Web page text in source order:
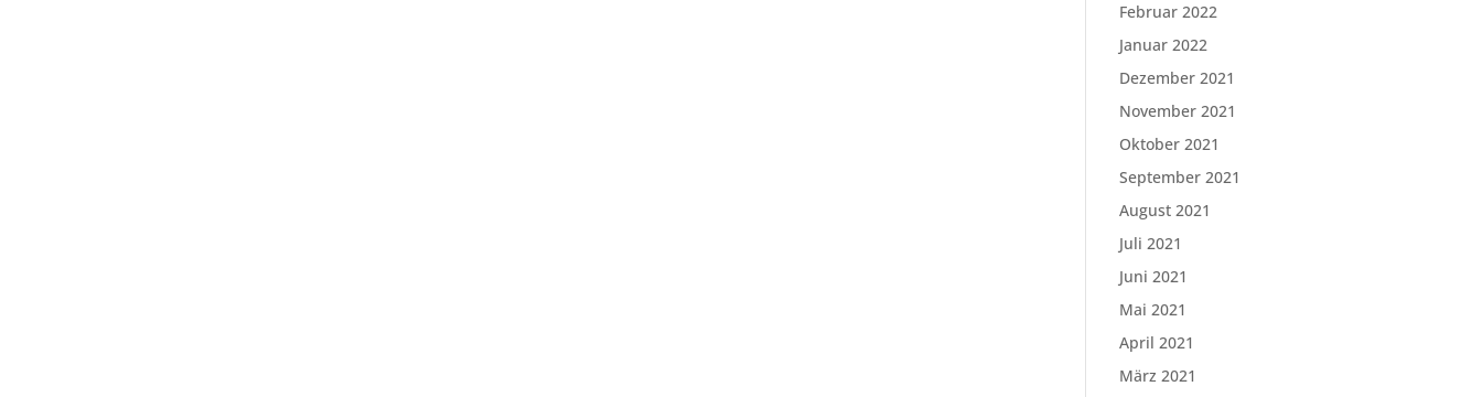
Februar 2022
Januar 2022
Dezember 2021
November 2021
Oktober 2021
September 2021
August 2021
Juli 2021
Juni 2021
Mai 2021
April 2021
März 2021